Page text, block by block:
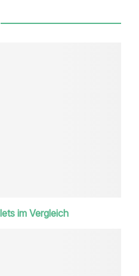
im Vergleich